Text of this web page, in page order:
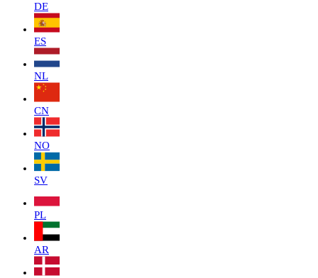
DE
ES
NL
CN
NO
SV
PL
AR